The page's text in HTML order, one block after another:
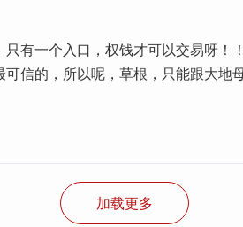
只有一个入口，权钱才可以交易呀！
信的，所以呢，草根，只能跟大地
加载更多